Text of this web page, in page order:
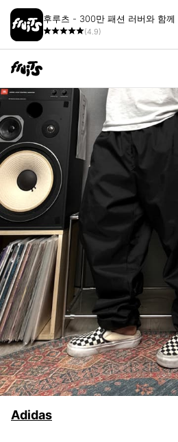
후루츠 - 300만 패션 러버와 함께
(4.9)
Adidas